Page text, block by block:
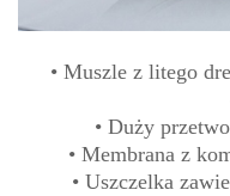
• Muszle z litego
• Duży
• Membrana z
• Uszczelka